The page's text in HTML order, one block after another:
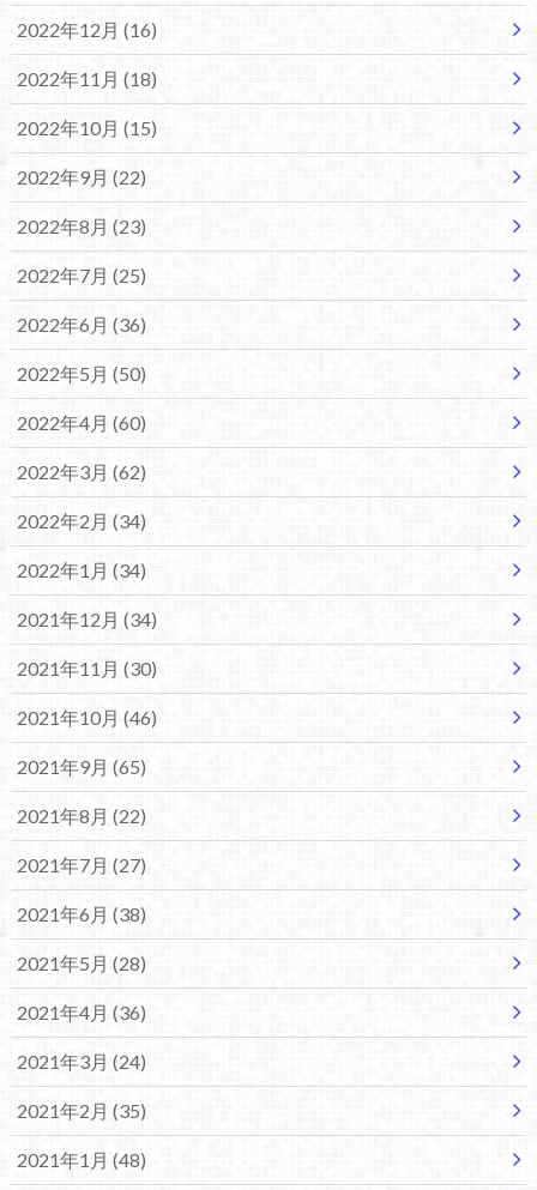
2022年12月 (16)
2022年11月 (18)
2022年10月 (15)
2022年9月 (22)
2022年8月 (23)
2022年7月 (25)
2022年6月 (36)
2022年5月 (50)
2022年4月 (60)
2022年3月 (62)
2022年2月 (34)
2022年1月 (34)
2021年12月 (34)
2021年11月 (30)
2021年10月 (46)
2021年9月 (65)
2021年8月 (22)
2021年7月 (27)
2021年6月 (38)
2021年5月 (28)
2021年4月 (36)
2021年3月 (24)
2021年2月 (35)
2021年1月 (48)